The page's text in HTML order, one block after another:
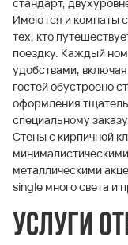
Имеются и комнаты с
тех, кто
поездку. Каждый
удобствами,
гостей обустроено
оформления
специальному заказу.
Стены с кирпичной
металлическими
single много света и
Услуги